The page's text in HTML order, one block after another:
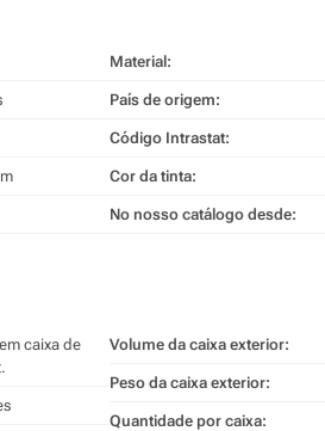
Material:
País de origem:
Código Intrastat:
Cor da tinta:
No nosso catálogo desde:
caixa de
Volume da caixa exterior:
Peso da caixa exterior:
Quantidade por caixa: